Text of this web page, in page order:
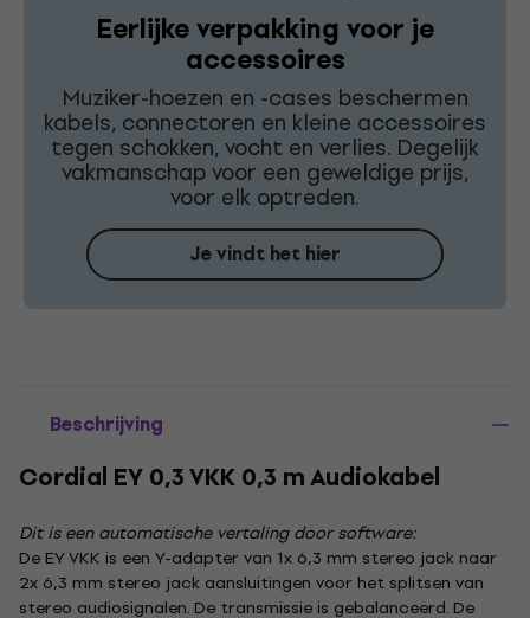
Eerlijke verpakking voor je
accessoires
Muziker-hoezen en -cases beschermen
kabels, connectoren en kleine accessoires
tegen schokken, vocht en verlies. Degelijk
vakmanschap voor een geweldige prijs,
voor elk optreden.
Je vindt het hier
Beschrijving
Cordial EY 0,3 VKK 0,3 m Audiokabel
Dit is een automatische vertaling door software:
De EY VKK is een Y-adapter van 1x 6,3 mm stereo jack naar
2x 6,3 mm stereo jack aansluitingen voor het splitsen van
stereo audiosignalen. De transmissie is gebalanceerd. De